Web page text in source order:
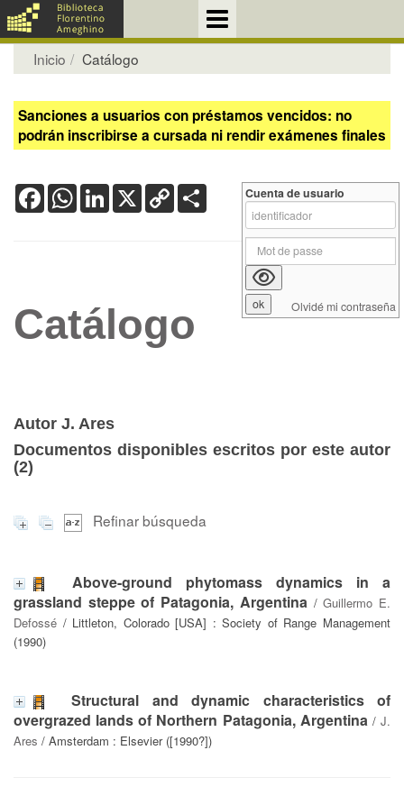
Inicio Catálogo
Sanciones a usuarios con préstamos vencidos: no
podrán inscribirse a cursada ni rendir exámenes finales
FacebookWhatsApp
LinkedIn
X Copy
Link
Catálogo
Autor J. Ares
Documentos disponibles escritos por este autor
(2)
Refinar búsqueda
Above-ground phytomass dynamics in a
grassland steppe of Patagonia, Argentina/Guillermo E.
Defossé / Littleton, Colorado [USA] : Society of Range Management
(1990)
Structural and dynamic characteristics of
overgrazed lands of Northern Patagonia, Argentina/J.
Ares / Amsterdam : Elsevier ([1990?])
Cuenta de usuario
Olvidé mi contraseña